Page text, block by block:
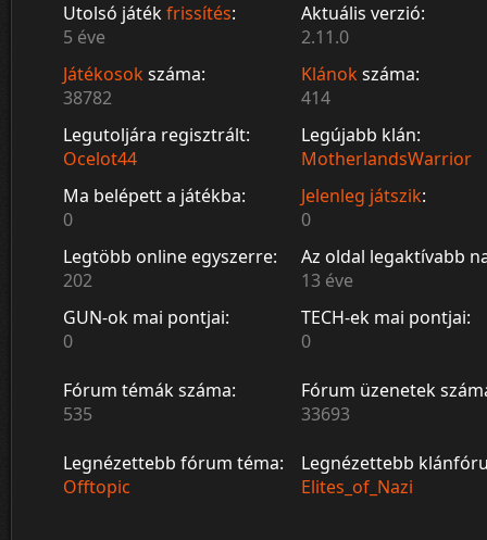
Utolsó játékfrissítés:
5 éve
Aktuális verzió:
2.11.0
Játékosokszáma:
38782
Klánokszáma:
414
Legutoljára regisztrált:
Ocelot44
Legújabb klán:
MotherlandsWarrior
Ma belépett a játékba:
0
Jelenleg játszik:
0
Legtöbb online egyszerre:
202
Az oldal legaktívabb
13 éve
GUN-ok mai pontjai:
0
TECH-ek mai pontjai:
0
Fórum témák száma:
535
Fórum üzenetek
33693
Legnézettebb fórum téma:
Offtopic
Legnézettebb
Elites_of_Nazi